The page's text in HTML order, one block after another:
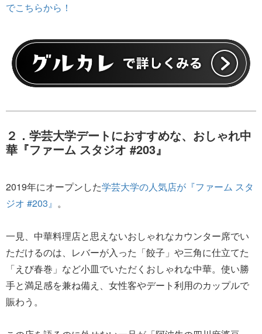
でこちらから！
２．学芸大学デートにおすすめな、おしゃれ中
華『ファーム スタジオ #203』
2019年にオープンした学芸大学の人気店が『ファーム スタ
ジオ #203』 。
一見、中華料理店と思えないおしゃれなカウンター席でい
ただけるのは、レバーが入った「餃子」や三角に仕立てた
「えび春巻」など小皿でいただくおしゃれな中華。使い勝
手と満足感を兼ね備え、女性客やデート利用のカップルで
賑わう。